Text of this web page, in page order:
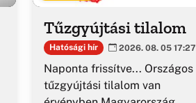
Tűzgyújtási tilalom
Hatósági hír 2026. 08. 05 17:27
Naponta frissítve... Országos
tűzgyújtási tilalom van